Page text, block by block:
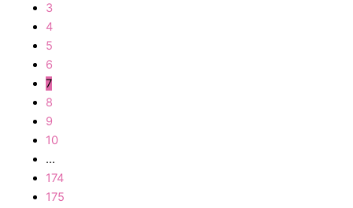
3
4
5
6
7
8
9
10
…
174
175